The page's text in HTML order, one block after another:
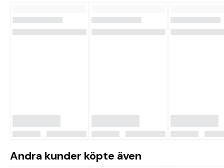
Andra kunder köpte även